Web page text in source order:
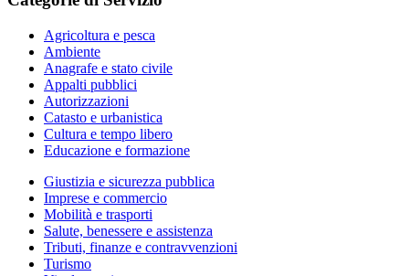
Agricoltura e pesca
Ambiente
Anagrafe e stato civile
Appalti pubblici
Autorizzazioni
Catasto e urbanistica
Cultura e tempo libero
Educazione e formazione
Giustizia e sicurezza pubblica
Imprese e commercio
Mobilità e trasporti
Salute, benessere e assistenza
Tributi, finanze e contravvenzioni
Turismo